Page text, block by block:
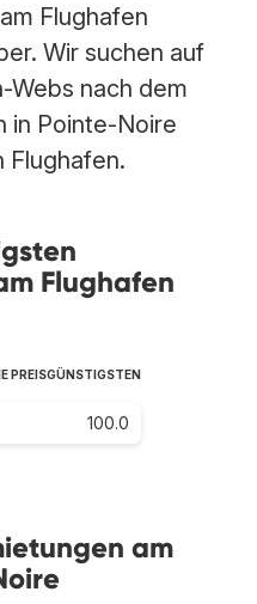
Flughafen
Wir suchen auf
nach dem
in Pointe-Noire
Flughafen.
Flughafen
PREISGÜNSTIGSTEN
100.0
am